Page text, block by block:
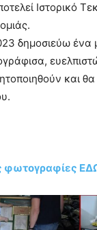
Ιστορικό
δημοσιεύω ένα
και
φωτογραφίες